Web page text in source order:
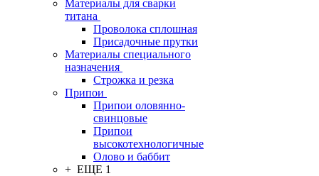
Материалы для сварки
титана
Проволока сплошная
Присадочные прутки
Материалы специального
назначения
Строжка и резка
Припои
Припои оловянно-
свинцовые
Припои
высокотехнологичные
Олово и баббит
+ ЕЩЕ 1